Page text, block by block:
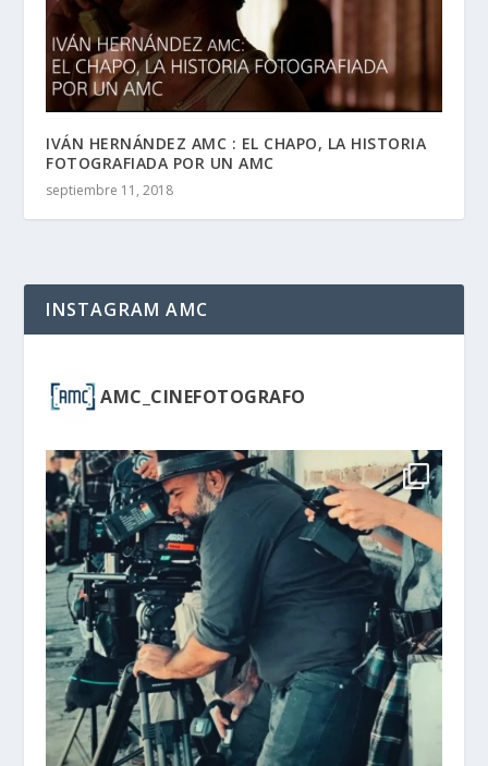
IVÁN HERNÁNDEZ AMC : EL CHAPO, LA HISTORIA
FOTOGRAFIADA POR UN AMC
septiembre 11, 2018
INSTAGRAM AMC
AMC_CINEFOTOGRAFO